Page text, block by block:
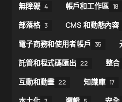
無障礙 4 帳戶和工作區 18
部落格 3 CMS 和動態內容
電子商務和使用者帳戶 35
託管和程式碼匯出 22 整合
互動和動畫 22 知識庫 17